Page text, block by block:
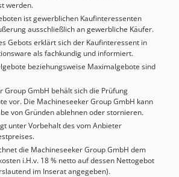
44.971 Grundmaschine: Abmessungen/
5.866 Breite mm: 4.196 Höhe mm:
3:1 • Max. Geschwindigkeit:
0,025 mm • Verfahrbereich: ±120°
Achse (rotierend) • Genauigkeit: ±15
10 Bogensekunden •
999.999° (mit Drehsteuerung) •
werden.
ist gewerblichen Kaufinteressenten
ausschließlich an gewerbliche Käufer.
Gebots erklärt sich der Kaufinteressent in
als fachkundig und informiert.
beziehungsweise Maximalgebote sind
Group GmbH behält sich die Prüfung
vor. Die Machineseeker Group GmbH kann
von Gründen ablehnen oder stornieren.
unter Vorbehalt des vom Anbieter
die Machineseeker Group GmbH dem
i.H.v. 18 % netto auf dessen Nettogebot
im Inserat angegeben).